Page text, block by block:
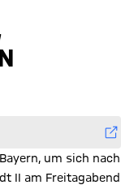
um sich nach
II am Freitagabend